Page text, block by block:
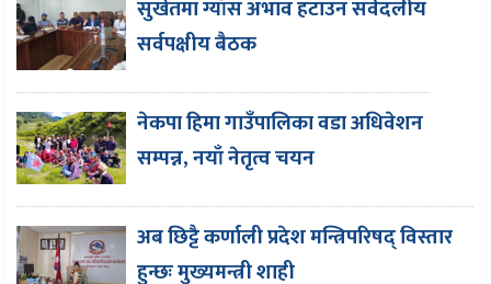
सुर्खेतमा ग्याँस अभाव हटाउन सर्वदलीय
सर्वपक्षीय बैठक
नेकपा हिमा गाउँपालिका वडा अधिवेशन
सम्पन्न, नयाँ नेतृत्व चयन
अब छिट्टै कर्णाली प्रदेश मन्त्रिपरिषद् विस्तार
हुन्छः मुख्यमन्त्री शाही